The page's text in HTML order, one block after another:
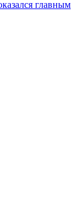
главным